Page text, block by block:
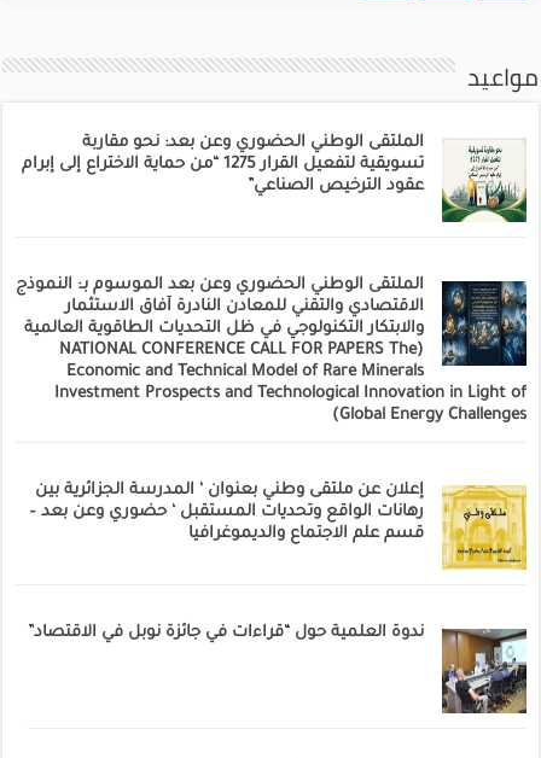
مواعيد
الملتقى الوطني الحضوري وعن بعد: نحو مقاربة
تسويقية لتفعيل القرار 1275 “من حماية الاختراع إلى إبرام
عقود الترخيص الصناعي”
الملتقى الوطني الحضوري وعن بعد الموسوم بـ: النموذج
الاقتصادي والتقني للمعادن النادرة آفاق الاستثمار
والابتكار التكنولوجي في ظل التحديات الطاقوية العالمية
(NATIONAL CONFERENCE CALL FOR PAPERS The
Economic and Technical Model of Rare Minerals
Investment Prospects and Technological Innovation in Light of
Global Energy Challenges)
إعلان عن ملتقى وطني بعنوان ‘ المدرسة الجزائرية بين
رهانات الواقع وتحديات المستقبل ‘ حضوري وعن بعد –
قسم علم الاجتماع والديموغرافيا
ندوة العلمية حول “قراءات في جائزة نوبل في الاقتصاد”